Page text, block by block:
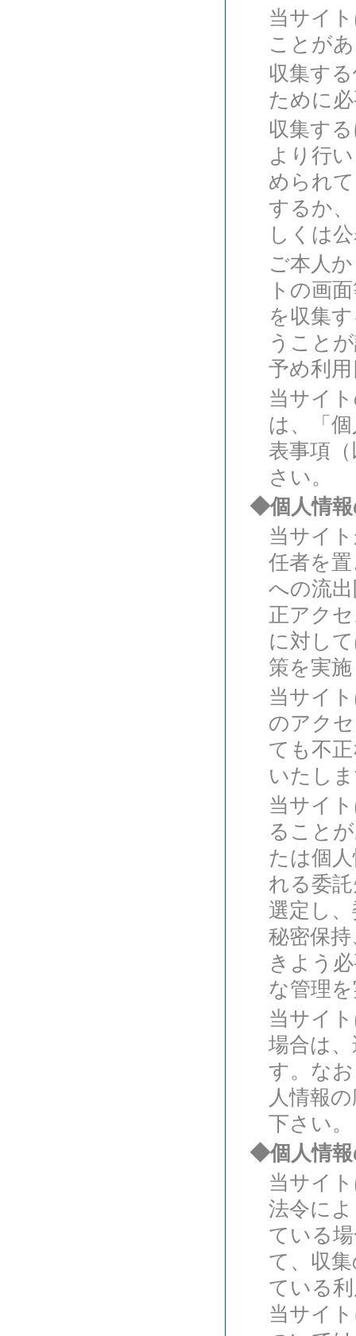
当サイ
ことが
収集す
ために
収集す
より行
められ
するか
しくは
ご本人
トの画
を収集
うこと
予め利
当サイ
は、「
表事項
さい。
◆個人情報
当サイ
任者を
への流
正アク
に対し
策を実
当サイ
のアク
ても不
いたし
当サイ
ること
たは個
れる委
選定し
秘密保
きよう
な管理
当サイ
場合は
す。な
人情報
下さい。
◆個人情報
当サイ
法令に
ている
て、収
ている
当サイ